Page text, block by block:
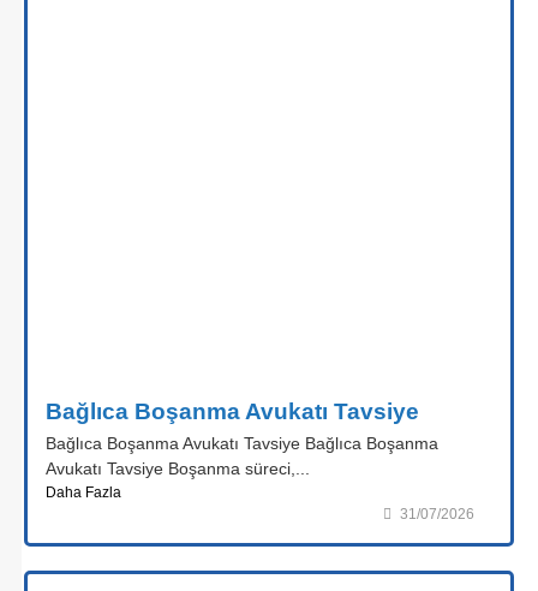
Bağlıca Boşanma Avukatı Tavsiye
Bağlıca Boşanma Avukatı Tavsiye Bağlıca Boşanma
Avukatı Tavsiye Boşanma süreci,...
Daha Fazla
31/07/2026